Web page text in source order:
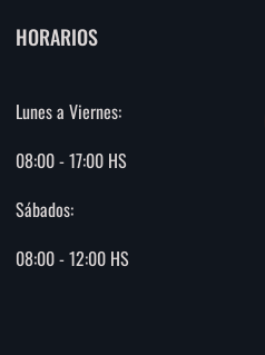
HORARIOS
Lunes a Viernes:
08:00 - 17:00 HS
Sábados:
08:00 - 12:00 HS